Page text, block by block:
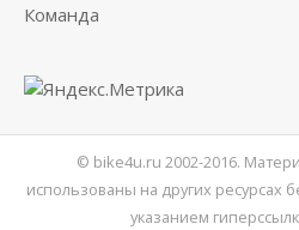
Команда
© bike4u.ru 2002-2016.
использованы на других ресурсах
указанием